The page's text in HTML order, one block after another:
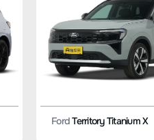
FordTerritory Titanium X